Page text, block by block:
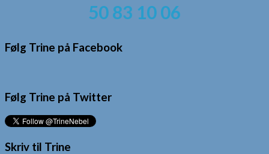
50 83 10 06
Følg Trine på Facebook
Følg Trine på Twitter
Skriv til Trine